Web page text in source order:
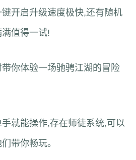
开启升级速度极快,还有随机
值得一试!
你体验一场驰骋江湖的冒险
就能操作,存在师徒系统,可以
带你畅玩。